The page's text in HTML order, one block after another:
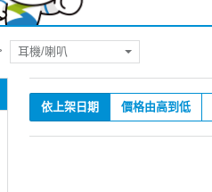
耳機/喇叭
依上架日期 價格由高到低